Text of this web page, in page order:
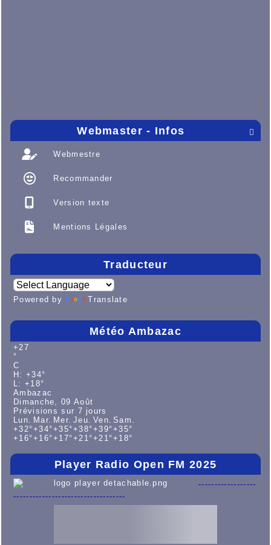

Webmaster - Infos
Webmestre
Recommander
Version texte
Mentions Légales
Traducteur
Powered by Translate
Météo Ambazac
+27
°
C
H: +34°
L: + 18°
Ambazac
Dimanche, 09 Août
Prévisions sur 7 jours
Lun. Mar. Mer. Jeu. Ven. Sam.
+32°+34°+35°+38°+39°+35°
+ 16°+ 16°+ 17°+21°+21°+ 18°
Player Radio Open FM 2025
------------------
-----------------------------------